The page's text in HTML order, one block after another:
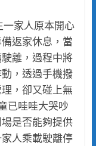
家人原本開心
返家休息，當
離，過程中將
，透過手機撥
，卻又碰上無
已哇哇大哭吵
是否能夠提供
人乘載駛離停